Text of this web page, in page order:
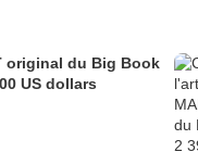
original du Big Book
US dollars